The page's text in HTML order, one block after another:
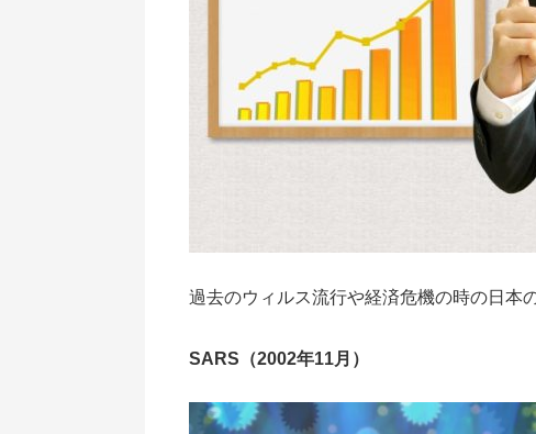
過去のウィルス流行や経済危機の時の日本
SARS（2002年11月）